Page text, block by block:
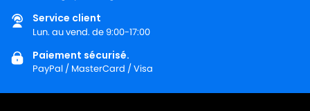
Service client
Lun. au vend. de 9:00-17:00
Paiement sécurisé.
PayPal / MasterCard / Visa